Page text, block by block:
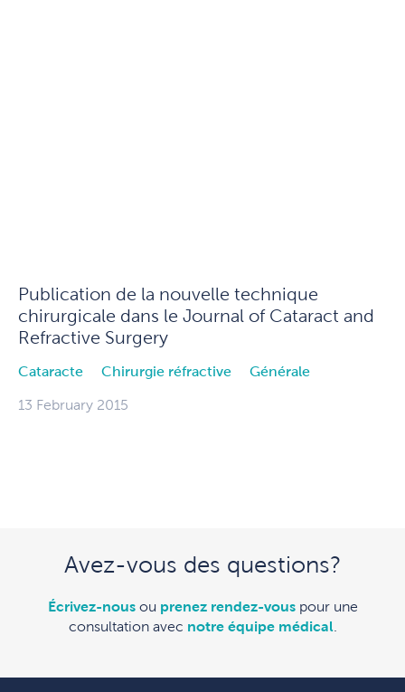
Publication de la nouvelle technique
chirurgicale dans le Journal of Cataract and
Refractive Surgery
Cataracte Chirurgie réfractive Générale
13 February 2015
Avez-vous des questions?
Écrivez-nousou prenez rendez-vouspour une
consultation avec notre équipe médical.